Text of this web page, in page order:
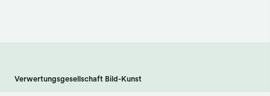
Verwertungsgesellschaft Bild-Kunst